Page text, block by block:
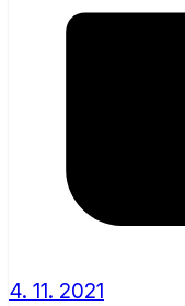
4. 11. 2021